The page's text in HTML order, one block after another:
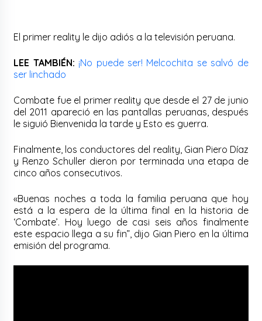
El primer reality le dijo adiós a la televisión peruana.
LEE TAMBIÉN: ¡No puede ser! Melcochita se salvó de
ser linchado
Combate fue el primer reality que desde el 27 de junio
del 2011 apareció en las pantallas peruanas, después
le siguió Bienvenida la tarde y Esto es guerra.
Finalmente, los conductores del reality, Gian Piero Díaz
y Renzo Schuller dieron por terminada una etapa de
cinco años consecutivos.
«Buenas noches a toda la familia peruana que hoy
está a la espera de la última final en la historia de
‘Combate’. Hoy luego de casi seis años finalmente
este espacio llega a su fin”, dijo Gian Piero en la última
emisión del programa.